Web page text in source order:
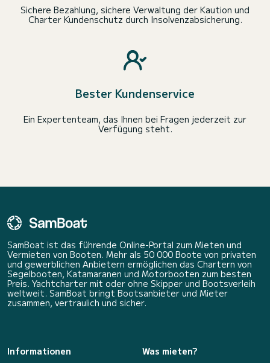
Sichere Bezahlung, sichere Verwaltung der Kaution und
Charter Kundenschutz durch Insolvenzabsicherung.
Bester Kundenservice
Ein Expertenteam, das Ihnen bei Fragen jederzeit zur
Verfügung steht.
SamBoat ist das führende Online-Portal zum Mieten und
Vermieten von Booten. Mehr als 50 000 Boote von privaten
und gewerblichen Anbietern ermöglichen das Chartern von
Segelbooten, Katamaranen und Motorbooten zum besten
Preis. Yachtcharter mit oder ohne Skipper und Bootsverleih
weltweit. SamBoat bringt Bootsanbieter und Mieter
zusammen, vertraulich und sicher.
Informationen
Was mieten?